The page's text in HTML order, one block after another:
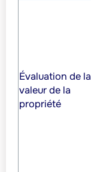
Évaluation de la
valeur de la
propriété